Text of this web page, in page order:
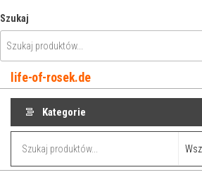
do
treści
Szukaj
life-of-rosek.de
Kategorie